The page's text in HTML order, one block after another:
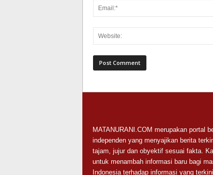
MATANURANI.COM merupakan portal
independen yang menyajikan berita
tajam, jujur dan obyektif sesuai fakta.
untuk menambah informasi baru bagi
Indonesia terhadap informasi yang